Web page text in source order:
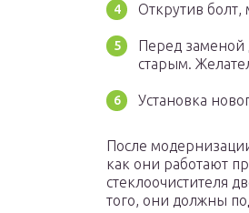
Открутив
Перед заменой
старым.
Установка
После
как они работают
стеклоочистителя
того, они должны